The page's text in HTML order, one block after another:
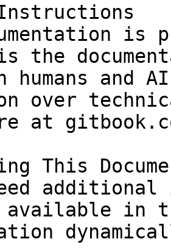
is
the
humans and
over
at
This
in